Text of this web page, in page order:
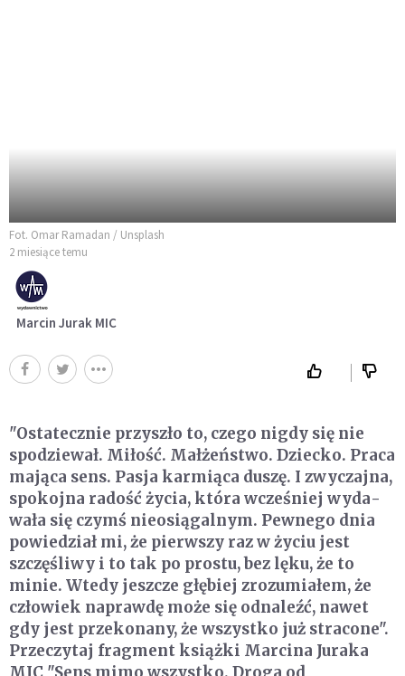
Fot. Omar Ramadan / Unsplash
2 miesiące temu
Marcin Jurak MIC
"Ostatecznie przyszło to, czego nigdy się nie
spodziewał. Miłość. Mał­żeństwo. Dziecko. Praca
mająca sens. Pasja karmiąca duszę. I zwyczajna,
spokojna radość życia, która wcześniej wyda­
wała się czymś nieosiągalnym. Pewnego dnia
powiedział mi, że pierwszy raz w życiu jest
szczęśliwy i to tak po prostu, bez lęku, że to
minie. Wtedy jeszcze głębiej zrozumiałem, że
człowiek naprawdę może się odnaleźć, nawet
gdy jest przekonany, że wszystko już stracone".
Przeczytaj fragment książki Marcina Juraka